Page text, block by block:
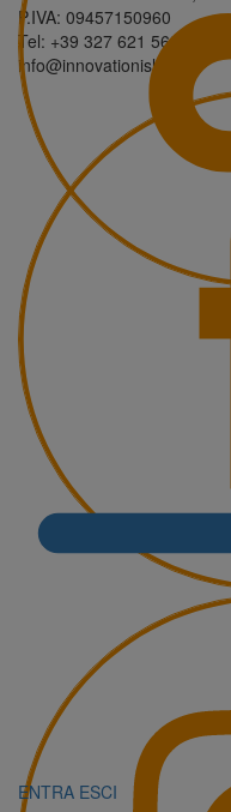
ENTRA ESCI
P.IVA: 09457150960
Tel: +39 327 621 5632
info@innovationisland.it